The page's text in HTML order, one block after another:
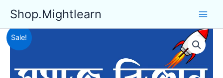
content
Shop.Mightlearn
Sale!